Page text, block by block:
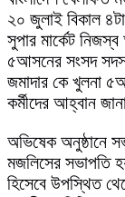
২০ জুলাই বিকাল
সুপার মার্কেট
৫আসনের‌ সংসদ
জমাদার কে খুলনা
কর্মীদের আহ্বান
অভিষেক অনুষ্ঠানে
মজলিসের সভাপতি
হিসেবে উপস্থিত